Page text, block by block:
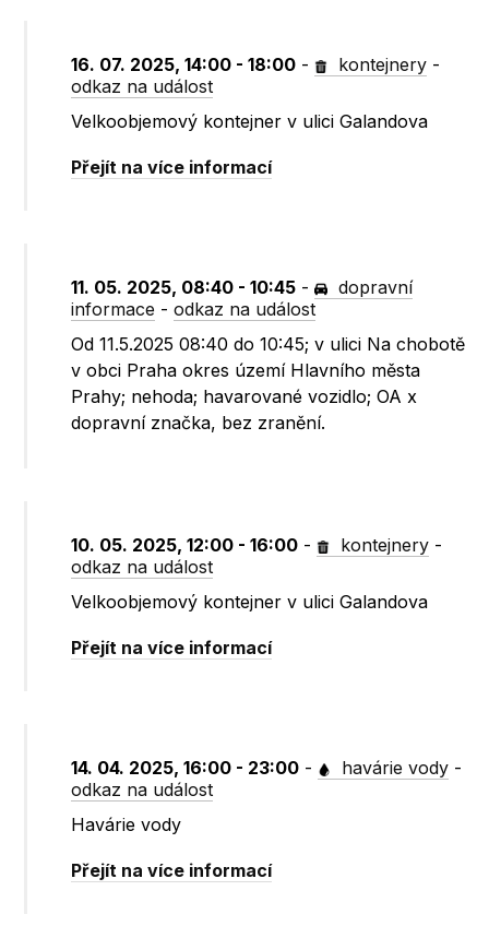
16. 07. 2025, 14:00 - 18:00 - kontejnery -
odkaz na událost
Velkoobjemový kontejner v ulici Galandova
Přejít na více informací
11. 05. 2025, 08:40 - 10:45 -
dopravní
informace -odkaz na událost
Od 11.5.2025 08:40 do 10:45; v ulici Na chobotě
v obci Praha okres území Hlavního města
Prahy; nehoda; havarované vozidlo; OA x
dopravní značka, bez zranění.
10. 05. 2025, 12:00 - 16:00 - kontejnery -
odkaz na událost
Velkoobjemový kontejner v ulici Galandova
Přejít na více informací
14. 04. 2025, 16:00 - 23:00 - havárie vody -
odkaz na událost
Havárie vody
Přejít na více informací